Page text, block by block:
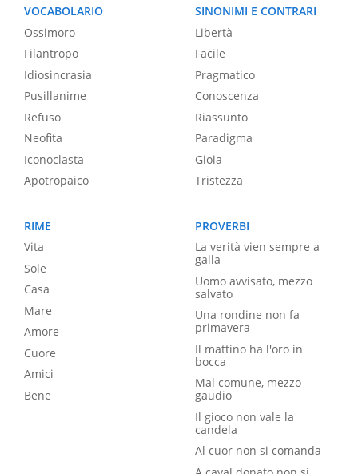
VOCABOLARIO
Ossimoro
Filantropo
Idiosincrasia
Pusillanime
Refuso
Neofita
Iconoclasta
Apotropaico
SINONIMI E CONTRARI
Libertà
Facile
Pragmatico
Conoscenza
Riassunto
Paradigma
Gioia
Tristezza
RIME
Vita
Sole
Casa
Mare
Amore
Cuore
Amici
Bene
PROVERBI
La verità vien sempre a
galla
Uomo avvisato, mezzo
salvato
Una rondine non fa
primavera
Il mattino ha l'oro in
bocca
Mal comune, mezzo
gaudio
Il gioco non vale la
candela
Al cuor non si comanda